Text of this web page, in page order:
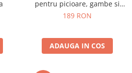
pentru picioare, gambe si
brate
189 RON
ADAUGA IN COS